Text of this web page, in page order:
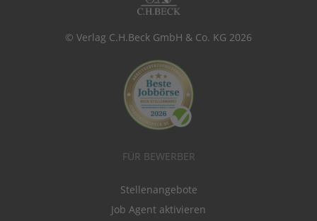
© Verlag C.H.Beck GmbH & Co. KG 2026
FÜR BEWERBER
Stellenangebote
Job Agent aktivieren